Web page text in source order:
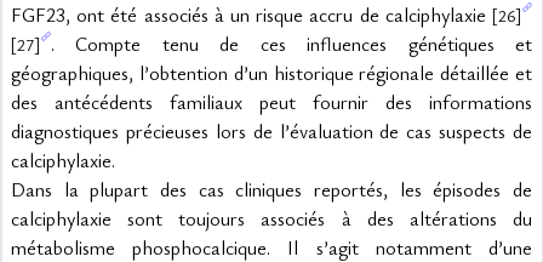
FGF23, ont été associés à un risque accru de calciphylaxie [26]
[27] . Compte tenu de ces influences génétiques et
géographiques, l’obtention d’un historique régionale détaillée et
des antécédents familiaux peut fournir des informations
diagnostiques précieuses lors de l’évaluation de cas suspects de
calciphylaxie.
Dans la plupart des cas cliniques reportés, les épisodes de
calciphylaxie sont toujours associés à des altérations du
métabolisme phosphocalcique. Il s’agit notamment d’une